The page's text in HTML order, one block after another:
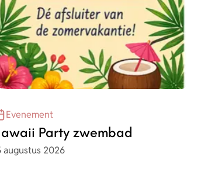
Evenement
Party zwembad
augustus 2026